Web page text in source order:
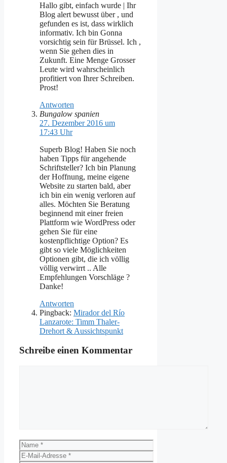
Hallo gibt, einfach wurde | Ihr
Blog alert bewusst über , und
gefunden es ist, dass wirklich
informativ. Ich bin Gonna
vorsichtig sein für Brüssel. Ich ,
wenn Sie gehen dies in
Zukunft. Eine Menge Grosser
Leute wird wahrscheinlich
profitiert von Ihrer Schreiben.
Prost!
Antworten
Bungalow spanien
27. Dezember 2016 um
17:43 Uhr
Superb Blog! Haben Sie noch
haben Tipps für angehende
Schriftsteller? Ich bin Planung
der Hoffnung, meine eigene
Website zu starten bald, aber
ich bin ein wenig verloren auf
alles. Möchten Sie Beratung
beginnend mit einer freien
Plattform wie WordPress oder
gehen Sie für eine
kostenpflichtige Option? Es
gibt so viele Möglichkeiten
Optionen gibt, die ich völlig
völlig verwirrt .. Alle
Empfehlungen Vorschläge ?
Danke!
Antworten
Pingback: Mirador del Río
Lanzarote: Timm Thaler-
Drehort & Aussichtspunkt
Schreibe einen Kommentar
Name
E-